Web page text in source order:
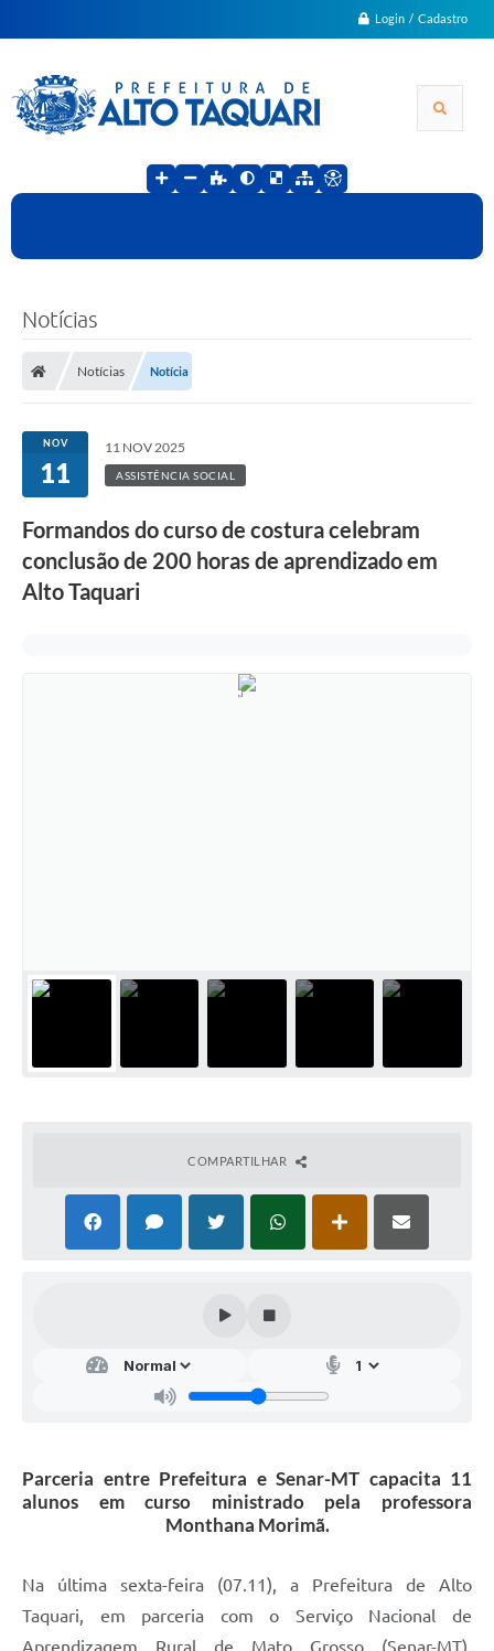
Login / Cadastro
Notícias
Notícias Notícia
NOV
11
11 NOV 2025
ASSISTÊNCIA SOCIAL
Formandos do curso de costura celebram
conclusão de 200 horas de aprendizado em
Alto Taquari
COMPARTILHAR
Parceria entre Prefeitura e Senar-MT capacita 11
alunos em curso ministrado pela professora
Monthana Morimã.
Na última sexta-feira (07.11), a Prefeitura de Alto
Taquari, em parceria com o Serviço Nacional de
Aprendizagem Rural de Mato Grosso (Senar-MT),